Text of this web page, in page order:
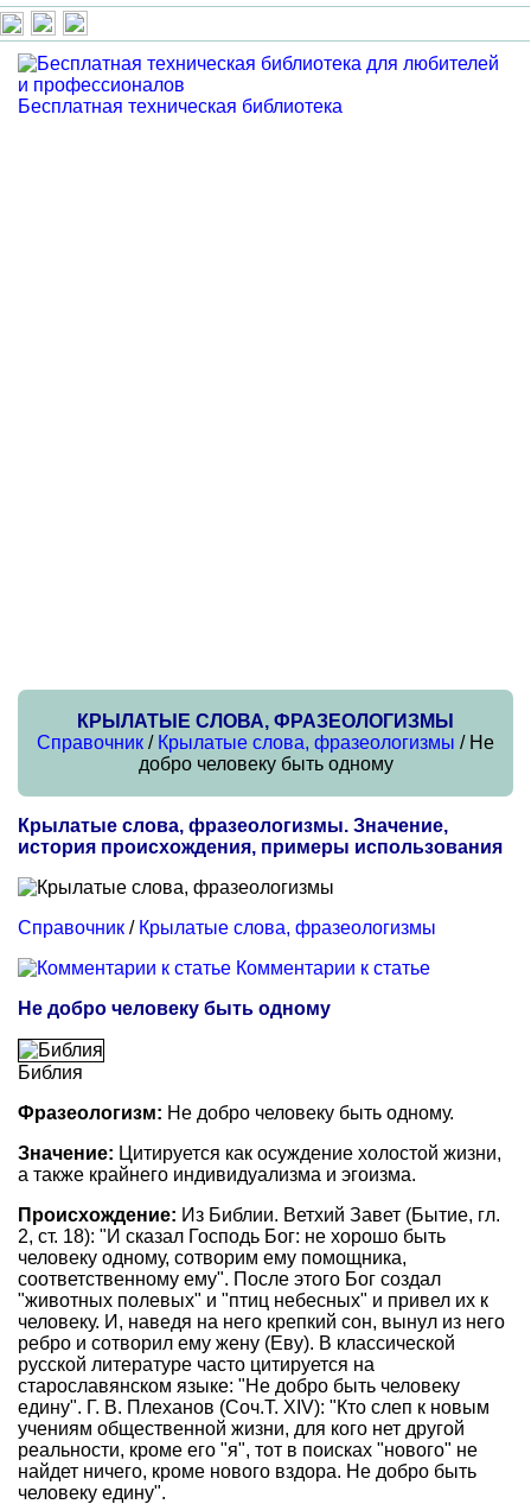
Бесплатная техническая библиотека
КРЫЛАТЫЕ СЛОВА, ФРАЗЕОЛОГИЗМЫ
Справочник / Крылатые слова, фразеологизмы / Не
добро человеку быть одному
Крылатые слова, фразеологизмы. Значение,
история происхождения, примеры использования
Справочник / Крылатые слова, фразеологизмы
Комментарии к статье
Не добро человеку быть одному
Библия
Фразеологизм: Не добро человеку быть одному.
Значение: Цитируется как осуждение холостой жизни,
а также крайнего индивидуализма и эгоизма.
Происхождение: Из Библии. Ветхий Завет (Бытие, гл.
2, ст. 18): "И сказал Господь Бог: не хорошо быть
человеку одному, сотворим ему помощника,
соответственному ему". После этого Бог создал
"животных полевых" и "птиц небесных" и привел их к
человеку. И, наведя на него крепкий сон, вынул из него
ребро и сотворил ему жену (Еву). В классической
русской литературе часто цитируется на
старославянском языке: "Не добро быть человеку
едину". Г. В. Плеханов (Соч.Т. XIV): "Кто слеп к новым
учениям общественной жизни, для кого нет другой
реальности, кроме его "я", тот в поисках "нового" не
найдет ничего, кроме нового вздора. Не добро быть
человеку едину".